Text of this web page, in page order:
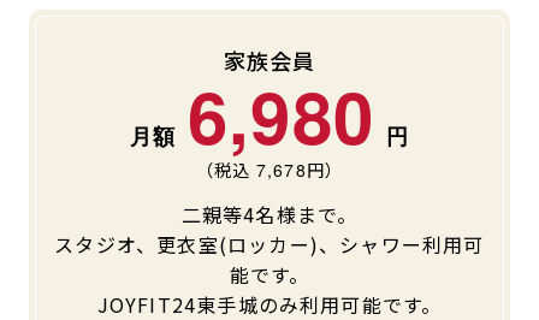
家族会員
6,980
（税込 7,678円）
二親等4名様まで。
スタジオ、更衣室(ロッカー)、シャワー利用可
能です。
JOYFIT24東手城のみ利用可能です。